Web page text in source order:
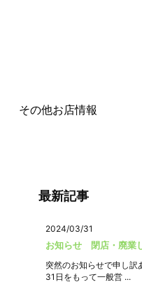
その他お店情報
最新記事
2024/03/31
お知らせ 閉店・廃業
突然のお知らせで申し
31日をもって一般営 ...